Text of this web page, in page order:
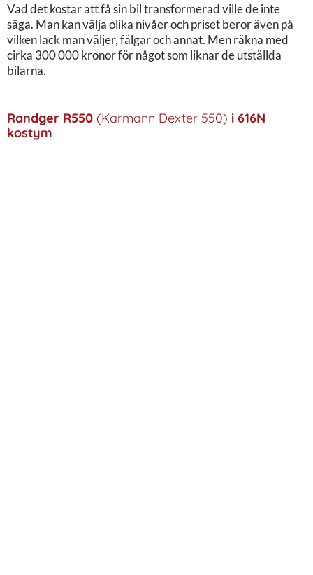
Vad det kostar att få sin bil transformerad ville de inte
säga. Man kan välja olika nivåer och priset beror även på
vilken lack man väljer, fälgar och annat. Men räkna med
cirka 300 000 kronor för något som liknar de utställda
bilarna.
Randger R550 (Karmann Dexter 550) i 616N
kostym